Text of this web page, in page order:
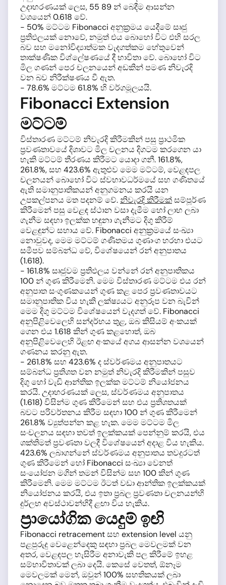
උදාහරණයක් ලෙස, 55 89 න් බෙදීම ආසන්න
වශයෙන් 0.618 වේ.
- 50% මට්ටම Fibonacci අනුක්‍රමය යෙදීමේ සෘජු
ප්‍රතිඵලයක් නොවේ, නමුත් එය බොහෝ විට එහි සරල
බව සහ මනෝවිද්‍යාත්මක වැදගත්කම හේතුවෙන්
තාක්ෂණික විශ්ලේෂණයේ දී භාවිතා වේ. බොහෝ විට
මිල ගණන් පෙර චලනයෙන් අඩකින් පමණ නිවැරදි
වන බව නිරීක්ෂණය වී ඇත.
- 78.6% මට්ටම 61.8% හි වර්ගමූලයයි.
Fibonacci Extension
මට්ටම්
විස්තාරණ මට්ටම් නිවැරදි කිරීමකින් පසු ප්‍රාථමික
ප්‍රවණතාවයේ දිශාවට මිල චලනය දිගටම කරගෙන යා
හැකි මට්ටම් තීරණය කිරීමට යොදා ගනී. 161.8%,
261.8%, සහ 423.6% ඇතුළුව මෙම මට්ටම්, වෙළඳපල
චලනයන් බොහෝ විට ස්වභාවධර්මයේ සහ ගණිතයේ
ඇති සමානුපාතිකයන් අනුගමනය කරයි යන
උපකල්පනය මත පදනම් වේ. නිවැරදි කිරීමක්සම්පූර්ණ
කිරීමෙන් පසු වෙළඳ ස්ථාන වසා දැමීම හෝ ලාභ ලබා
ගැනීම සඳහා ඉලක්ක හඳුනා ගැනීමට දිගු කිරීම්
වෙළඳුන්ට සහාය වේ. Fibonacci අනුක්‍රමයේ සංඛ්‍යා
නොවුවද, මෙම මට්ටම් ගණිතමය ගුණාංග හරහා එයට
සමීපව සම්බන්ධ වේ, විශේෂයෙන් රන් අනුපාතය
(1.618).
- 161.8% සෘජුවම ප්‍රතිඵලය වන්නේ රන් අනුපාතිකය
100 න් ගුණ කිරීමෙනි. මෙම විස්තාරණ මට්ටම එය රන්
අනුපාත සංගුණකයෙන් ගුණ කළ පෙර ප්‍රවණතාවයට
සමානුපාතික විය හැකි ලක්ෂ්‍යයට අනුරූප වන බැවින්
මෙම දිගු මට්ටම විශේෂයෙන් වැදගත් වේ. Fibonacci
අනුපිළිවෙලෙහි සන්දර්භය තුළ, ඔබ කිසියම් අංකයක්
ගෙන එය 1.618 කින් ගුණ කළහොත්, ඔබ
අනුපිළිවෙලෙහි ඊළඟ අංකයේ අගය ආසන්න වශයෙන්
ගණනය කරනු ඇත.
- 261.8% සහ 423.6% ද ස්වර්ණමය අනුපාතයට
සම්බන්ධ ප්‍රතිශත වන නමුත් නිවැරදි කිරීමකින් පසුව
දිගු හෝ වැඩි ආන්තික ඉලක්ක මට්ටම් නියෝජනය
කරයි. උදාහරණයක් ලෙස, ස්වර්ණමය අනුපාතය
(1.618) විසින්ම ගුණ කිරීමෙන් සහ එය ප්‍රතිශතයක්
බවට පරිවර්තනය කිරීම සඳහා 100 න් ගුණ කිරීමෙන්
261.8% ව්‍යුත්පන්න කළ හැක. මෙම මට්ටම මිල
සංචලනය සඳහා තවත් ඉලක්කයක් පෙන්නුම් කරයි, එය
ශක්තිමත් ප්‍රවණතා වලදී විශේෂයෙන් අදාළ විය හැකිය.
423.6% ලබාගන්නේ ස්වර්ණමය අනුපාතය තවදුරටත්
ගුණ කිරීමෙන් හෝ Fibonacci සංඛ්‍යා වෙනත්
සංයෝජන මගින් තමන් විසින්ම සහ 100 කින් ගුණ
කිරීමෙනි. මෙම මට්ටම ඊටත් වඩා ආන්තික ඉලක්කයක්
නියෝජනය කරයි, එය ඉතා ප්‍රබල ප්‍රවණතා චලනයන්හි
දුර්ලභ අවස්ථාවන්හිදී ළඟා විය හැකිය.
ප්‍රායෝගික යෙදුම් ඉඟි
Fibonacci retracement සහ extension level යනු
පළපුරුදු වෙළෙන්දෙකු සඳහා ප්‍රබල මෙවලමක් වන
අතර, වෙළඳපල හැසිරීම අනාවැකි පල කිරීමේ ඉහළ
සම්භාවිතාවක් ලබා දෙයි. කෙසේ වෙතත්, ඕනෑම
මෙවලමක් මෙන්, ඔවුන් 100% සහතිකයක් ලබා